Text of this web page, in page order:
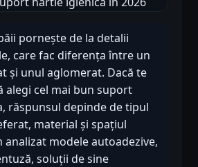
pornește de la detalii
care fac diferența între un
și unul aglomerat. Dacă te
alegi cel mai bun suport
răspunsul depinde de tipul
material și spațiul
analizat modele autoadezive,
soluții de sine